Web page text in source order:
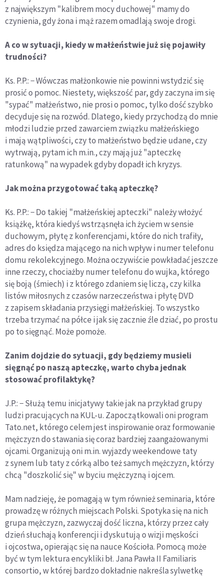
z największym "kalibrem mocy duchowej" mamy do
czynienia, gdy żona i mąż razem omadlają swoje drogi.
A co w sytuacji, kiedy w małżeństwie już się pojawiły
trudności?
Ks. P.P.: − Wówczas małżonkowie nie powinni wstydzić się
prosić o pomoc. Niestety, większość par, gdy zaczyna im się
"sypać" małżeństwo, nie prosi o pomoc, tylko dość szybko
decyduje się na rozwód. Dlatego, kiedy przychodzą do mnie
młodzi ludzie przed zawarciem związku małżeńskiego
i mają wątpliwości, czy to małżeństwo będzie udane, czy
wytrwają, pytam ich m.in., czy mają już "apteczkę
ratunkową" na wypadek gdyby dopadł ich kryzys.
Jak można przygotować taką apteczkę?
Ks. P.P.: − Do takiej "małżeńskiej apteczki" należy włożyć
książkę, która kiedyś wstrząsnęła ich życiem w sensie
duchowym, płytę z konferencjami, które do nich trafiły,
adres do księdza mającego na nich wpływ i numer telefonu
domu rekolekcyjnego. Można oczywiście powkładać jeszcze
inne rzeczy, chociażby numer telefonu do wujka, którego
się boją (śmiech) i z którego zdaniem się liczą, czy kilka
listów miłosnych z czasów narzeczeństwa i płytę DVD
z zapisem składania przysięgi małżeńskiej. To wszystko
trzeba trzymać na półce i jak się zacznie źle dziać, po prostu
po to sięgnąć. Może pomoże.
Zanim dojdzie do sytuacji, gdy będziemy musieli
sięgnąć po naszą apteczkę, warto chyba jednak
stosować profilaktykę?
J.P.: − Służą temu inicjatywy takie jak na przykład grupy
ludzi pracujących na KUL-u. Zapoczątkowali oni program
Tato.net, którego celem jest inspirowanie oraz formowanie
mężczyzn do stawania się coraz bardziej zaangażowanymi
ojcami. Organizują oni m.in. wyjazdy weekendowe taty
z synem lub taty z córką albo też samych mężczyzn, którzy
chcą "doszkolić się" w byciu mężczyzną i ojcem.
Mam nadzieję, że pomagają w tym również seminaria, które
prowadzę w różnych miejscach Polski. Spotyka się na nich
grupa mężczyzn, zazwyczaj dość liczna, którzy przez cały
dzień słuchają konferencji i dyskutują o wizji męskości
i ojcostwa, opierając się na nauce Kościoła. Pomocą może
być w tym lektura encykliki bł. Jana Pawła II Familiaris
consortio, w której bardzo dokładnie nakreśla sylwetkę